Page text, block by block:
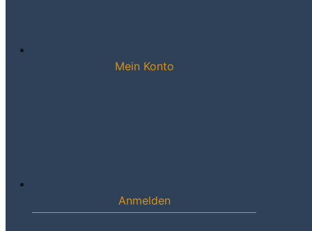
Mein Konto
Anmelden